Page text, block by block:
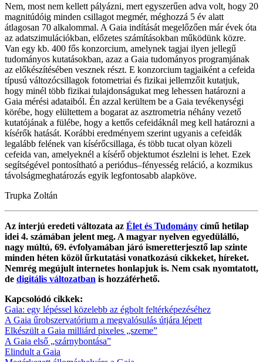
Nem, most nem kellett pályázni, mert egyszerűen adva volt, hogy 20
magnitúdóig minden csillagot megmér, méghozzá 5 év alatt
átlagosan 70 alkalommal. A Gaia indítását megelőzően már évek óta
az adatszimulációkban, előzetes számításokban működünk közre.
Van egy kb. 400 fős konzorcium, amelynek tagjai ilyen jellegű
tudományos kutatásokban, azaz a Gaia tudományos programjának
az előkészítésében vesznek részt. E konzorcium tagjaiként a cefeida
típusú változócsillagok fotometriai és fizikai jellemzőit kutatjuk,
hogy minél több fizikai tulajdonságukat meg lehessen határozni a
Gaia mérési adataiból. Én azzal kerültem be a Gaia tevékenységi
körébe, hogy elültettem a bogarat az asztrometria néhány vezető
kutatójának a fülébe, hogy a kettős cefeidáknál meg kell határozni a
kísérők hatását. Korábbi eredményem szerint ugyanis a cefeidák
legalább felének van kísérőcsillaga, és több tucat olyan közeli
cefeida van, amelyeknél a kísérő objektumot észlelni is lehet. Ezek
segítségével pontosítható a periódus–fényesség reláció, a kozmikus
távolságmeghatározás egyik legfontosabb alapköve.
Trupka Zoltán
Az interjú eredeti változata az Élet és Tudomány című hetilap
idei 4. számában jelent meg. A magyar nyelven egyedülálló,
nagy múltú, 69. évfolyamában járó ismeretterjesztő lap szinte
minden héten közöl űrkutatási vonatkozású cikkeket, híreket.
Nemrég megújult internetes honlapjuk is. Nem csak nyomtatott,
de digitális változatban is hozzáférhető.
Kapcsolódó cikkek:
Gaia: egy lépéssel közelebb az égbolt feltérképezéséhez
A Gaia űrobszervatórium a megvalósulás útjára lépett
Elkészült a Gaia milliárd pixeles „szeme”
A Gaia első „szárnybontása”
Elindult a Gaia